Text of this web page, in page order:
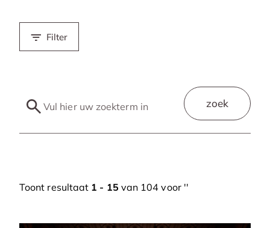
Filter
zoek
Toont resultaat 1 - 15 van 104 voor ''